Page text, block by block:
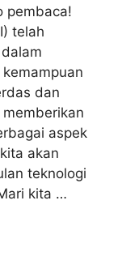
pembaca!
telah
dan
aspek
akan
teknologi
kita …